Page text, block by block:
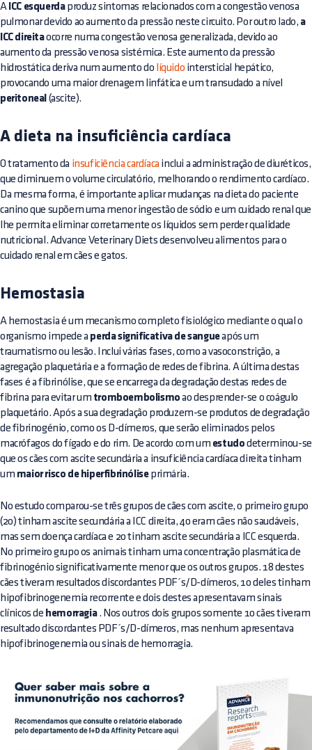
A ICC esquerdaproduz sintomas relacionados com a congestão venosa
pulmonar devido ao aumento da pressão neste circuito. Por outro lado, a
ICC direitaocorre numa congestão venosa generalizada, devido ao
aumento da pressão venosa sistémica. Este aumento da pressão
hidrostática deriva num aumento do líquido intersticial hepático,
provocando uma maior drenagem linfática e um transudado a nível
peritoneal (ascite).
A dieta na insuficiência cardíaca
O tratamento da insuficiência cardíaca inclui a administração de diuréticos,
que diminuem o volume circulatório, melhorando o rendimento cardíaco.
Da mesma forma, é importante aplicar mudanças na dieta do paciente
canino que supõem uma menor ingestão de sódio e um cuidado renal que
lhe permita eliminar corretamente os líquidos sem perder qualidade
nutricional. Advance Veterinary Diets desenvolveu alimentos para o
cuidado renal em cães e gatos.
Hemostasia
A hemostasia é um mecanismo completo fisiológico mediante o qual o
organismo impede a perda significativa de sangueapós um
traumatismo ou lesão. Inclui várias fases, como a vasoconstrição, a
agregação plaquetária e a formação de redes de fibrina. A última destas
fases é a fibrinólise, que se encarrega da degradação destas redes de
fibrina para evitar um tromboembolismo ao desprender-se o coágulo
plaquetário. Após a sua degradação produzem-se produtos de degradação
de fibrinogénio, como os D-dímeros, que serão eliminados pelos
macrófagos do fígado e do rim. De acordo com um estudo determinou-se
que os cães com ascite secundária a insuficiência cardíaca direita tinham
um maior risco de hiperfibrinóliseprimária.
No estudo comparou-se três grupos de cães com ascite, o primeiro grupo
(20) tinham ascite secundária a ICC direita, 40 eram cães não saudáveis,
mas sem doença cardíaca e 20 tinham ascite secundária a ICC esquerda.
No primeiro grupo os animais tinham uma concentração plasmática de
fibrinogénio significativamente menor que os outros grupos. 18 destes
cães tiveram resultados discordantes PDF´s/D-dímeros, 10 deles tinham
hipofibrinogenemia recorrente e dois destes apresentavam sinais
clínicos de hemorragia. Nos outros dois grupos somente 10 cães tiveram
resultado discordantes PDF´s/D-dímeros, mas nenhum apresentava
hipofibrinogenemia ou sinais de hemorragia.